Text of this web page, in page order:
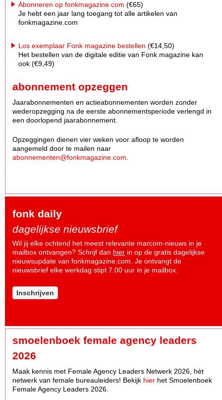
Abonneren op fonkmagazine.com (€65)
Je hebt een jaar lang toegang tot alle artikelen van
fonkmagazine.com
Los exemplaar Fonk magazine bestellen (€14,50)
Het bestellen van de digitale editie van Fonk magazine kan
ook (€9,49)
abonnement opzeggen
Jaarabonnementen en actieabonnementen worden zonder
wederopzegging na de eerste abonnementsperiode verlengd in
een doorlopend jaarabonnement.
Opzeggingen dienen vier weken voor afloop te worden
aangemeld door te mailen naar
abonnementen@fonkmagazine.com.
fonk daily
dagelijkse nieuwsbrief
Wil jij elke ochtend het meest relevante marcom-nieuws in je
mailbox ontvangen? Schrijf dan hier in op de gratis dagelijkse
nieuwsupdate van fonkmagazine.com. Je ontvangt de
nieuwsbrief elke werkdag stipt 7.00 uur in je mailbox.
Inschrijven
smoelenboek female agency leaders
2026
Maak kennis met Female Agency Leaders Netwerk 2026, hèt
netwerk van female bureauleiders! Bekijk hier het Smoelenboek
Female Agency Leaders 2026.